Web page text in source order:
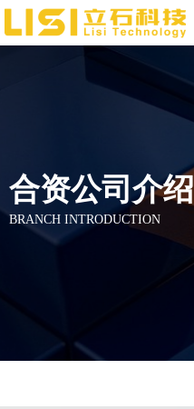
合资公司介绍
BRANCH INTRODUCTION